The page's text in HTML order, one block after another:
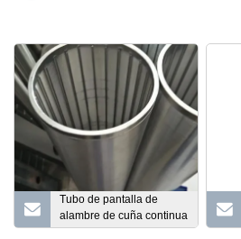
Tubo de pantalla de
alambre de cuña continua
Johnson/Pantalla de pozo